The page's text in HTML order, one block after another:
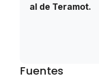
al de Teramot.
Fuentes